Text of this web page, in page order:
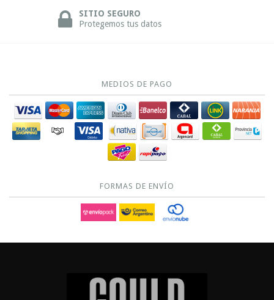
SITIO SEGURO
Protegemos tus datos
MEDIOS DE PAGO
FORMAS DE ENVÍO